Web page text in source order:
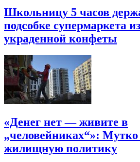
Школьницу 5 часов
подсобке супермаркета
украденной конфеты
«Денег нет — живите в
„человейниках“»:
жилищную политику